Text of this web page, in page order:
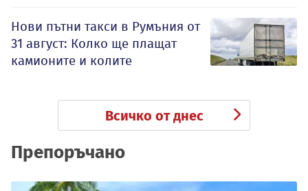
Нови пътни такси в Румъния от
31 август: Колко ще плащат
камионите и колите
Всичко от днес
Препоръчано